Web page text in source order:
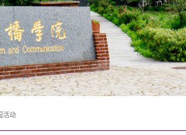
活动